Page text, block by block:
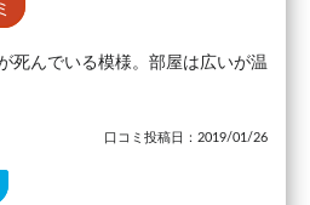
死んでいる模様。部屋は広いが温
口コミ投稿日：2019/01/26